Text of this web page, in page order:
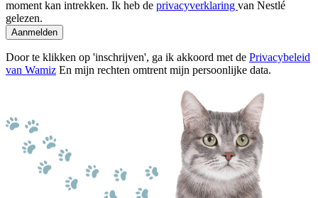
moment kan intrekken. Ik heb de privacyverklaring van Nestlé
gelezen.
Aanmelden
Door te klikken op 'inschrijven', ga ik akkoord met de Privacybeleid
van Wamiz En mijn rechten omtrent mijn persoonlijke data.